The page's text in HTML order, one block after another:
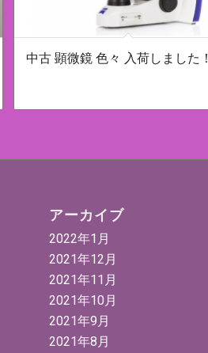
中古 顕微鏡 色々 入荷しました！
アーカイブ
2022年1月
2021年12月
2021年11月
2021年10月
2021年9月
2021年8月